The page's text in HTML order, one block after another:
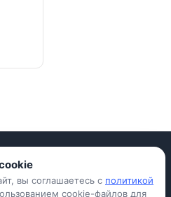
для iPhone
вы соглашаетесь с политикой
cookie-файлов для